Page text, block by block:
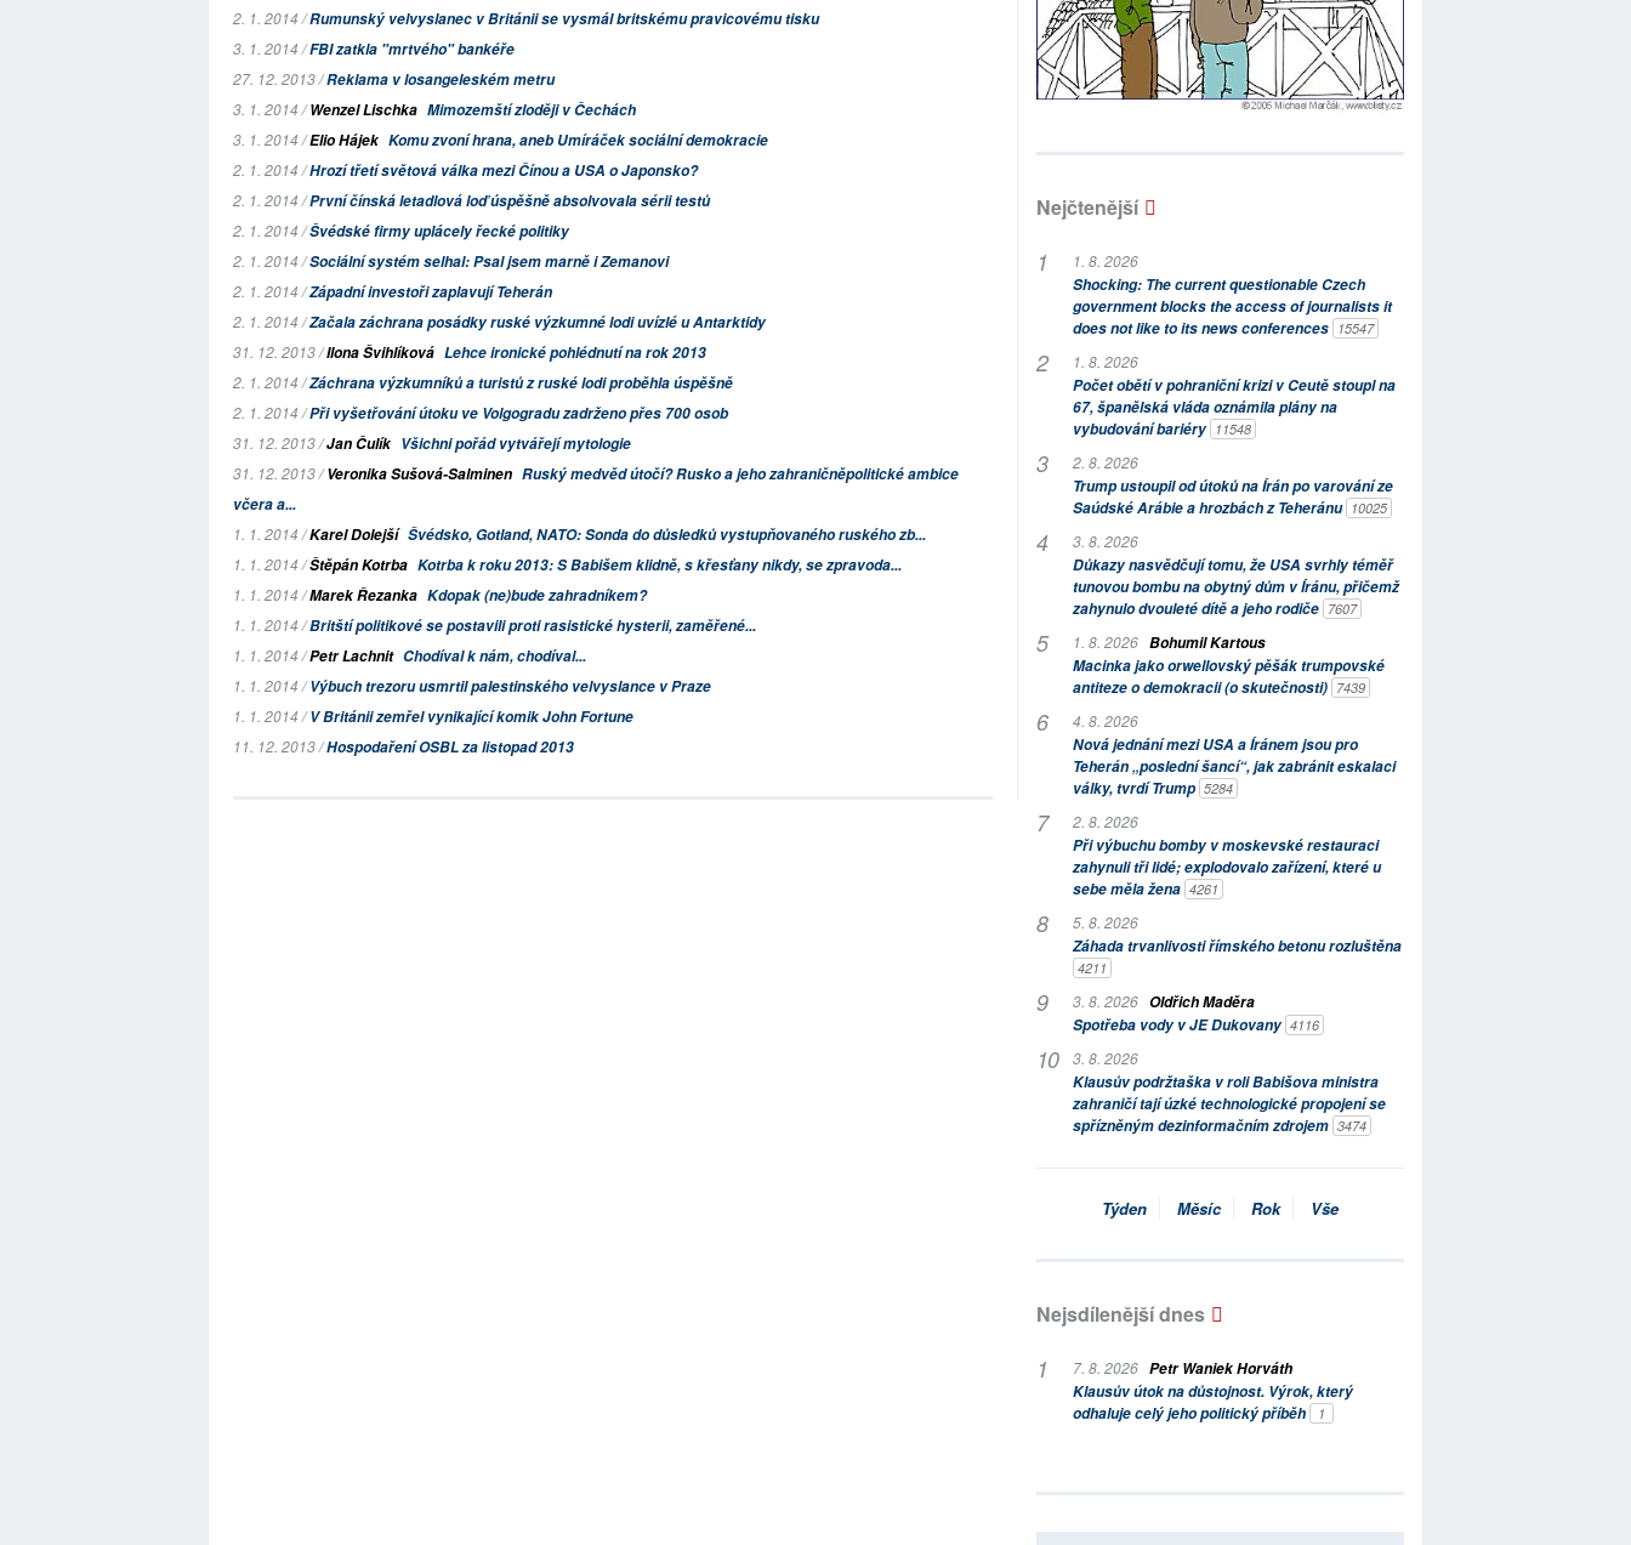
2. 1. 2014 /Rumunský velvyslanec v Británii se vysmál britskému pravicovému tisku
3. 1. 2014 /FBI zatkla "mrtvého" bankéře
27. 12. 2013 /Reklama v losangeleském metru
3. 1. 2014 /Wenzel Lischka Mimozemští zloději v Čechách
3. 1. 2014 /Elio Hájek Komu zvoní hrana, aneb Umíráček sociální demokracie
2. 1. 2014 /Hrozí třetí světová válka mezi Čínou a USA o Japonsko?
2. 1. 2014 /První čínská letadlová loď úspěšně absolvovala sérii testů
2. 1. 2014 /Švédské firmy uplácely řecké politiky
2. 1. 2014 /Sociální systém selhal: Psal jsem marně i Zemanovi
2. 1. 2014 /Západní investoři zaplavují Teherán
2. 1. 2014 /Začala záchrana posádky ruské výzkumné lodi uvízlé u Antarktidy
31. 12. 2013 /Ilona Švihlíková Lehce ironické pohlédnutí na rok 2013
2. 1. 2014 /Záchrana výzkumníků a turistů z ruské lodi proběhla úspěšně
2. 1. 2014 /Při vyšetřování útoku ve Volgogradu zadrženo přes 700 osob
31. 12. 2013 /Jan Čulík Všichni pořád vytvářejí mytologie
31. 12. 2013 /Veronika Sušová-Salminen Ruský medvěd útočí? Rusko a jeho zahraničněpolitické ambice
včera a...
1. 1. 2014 /Karel Dolejší Švédsko, Gotland, NATO: Sonda do důsledků vystupňovaného ruského zb...
1. 1. 2014 /Štěpán Kotrba Kotrba k roku 2013: S Babišem klidně, s křesťany nikdy, se zpravoda...
1. 1. 2014 /Marek Řezanka Kdopak (ne)bude zahradníkem?
1. 1. 2014 /Britští politikové se postavili proti rasistické hysterii, zaměřené...
1. 1. 2014 /Petr Lachnit Chodíval k nám, chodíval...
1. 1. 2014 /Výbuch trezoru usmrtil palestinského velvyslance v Praze
1. 1. 2014 /V Británii zemřel vynikající komik John Fortune
11. 12. 2013 /Hospodaření OSBL za listopad 2013
Nejčtenější
1. 8. 2026
Shocking: The current questionable Czech
government blocks the access of journalists it
does not like to its news conferences 15547
1. 8. 2026
Počet obětí v pohraniční krizi v Ceutě stoupl na
67, španělská vláda oznámila plány na
vybudování bariéry 11548
2. 8. 2026
Trump ustoupil od útoků na Írán po varování ze
Saúdské Arábie a hrozbách z Teheránu 10025
3. 8. 2026
Důkazy nasvědčují tomu, že USA svrhly téměř
tunovou bombu na obytný dům v Íránu, přičemž
zahynulo dvouleté dítě a jeho rodiče 7607
1. 8. 2026 Bohumil Kartous
Macinka jako orwellovský pěšák trumpovské
antiteze o demokracii (o skutečnosti) 7439
4. 8. 2026
Nová jednání mezi USA a Íránem jsou pro
Teherán „poslední šancí“, jak zabránit eskalaci
války, tvrdí Trump 5284
2. 8. 2026
Při výbuchu bomby v moskevské restauraci
zahynuli tři lidé; explodovalo zařízení, které u
sebe měla žena 4261
5. 8. 2026
Záhada trvanlivosti římského betonu rozluštěna
4211
3. 8. 2026 Oldřich Maděra
Spotřeba vody v JE Dukovany 4116
3. 8. 2026
Klausův podržtaška v roli Babišova ministra
zahraničí tají úzké technologické propojení se
spřízněným dezinformačním zdrojem 3474
Týden Měsíc Rok Vše
Nejsdílenější dnes
7. 8. 2026 Petr Waniek Horváth
Klausův útok na důstojnost. Výrok, který
odhaluje celý jeho politický příběh
1